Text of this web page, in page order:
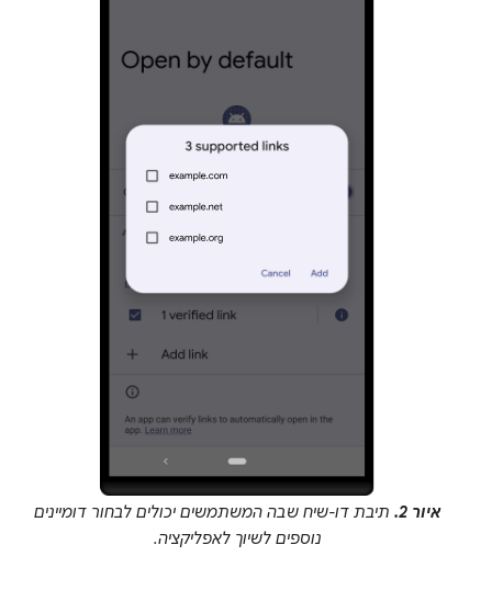
איור 2.
תיבת דו-שיח שבה המשתמשים יכולים לבחור דומיינים
נוספים לשיוך לאפליקציה.